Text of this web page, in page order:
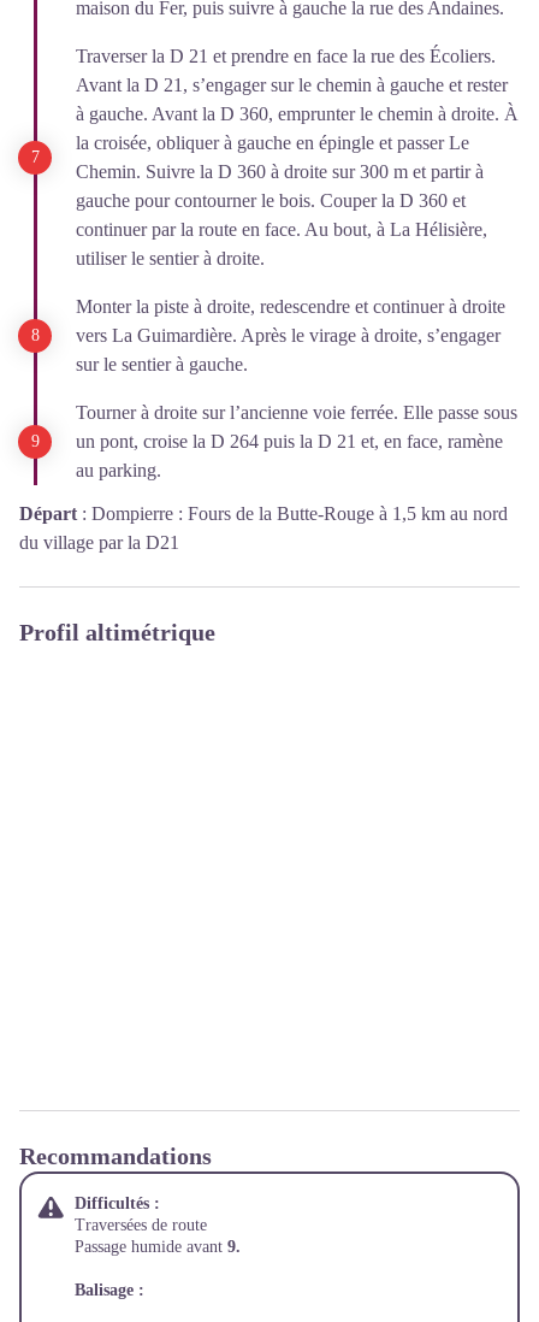
maison du Fer, puis suivre à gauche la rue des Andaines.
Traverser la D 21 et prendre en face la rue des Écoliers.
Avant la D 21, s’engager sur le chemin à gauche et rester
à gauche. Avant la D 360, emprunter le chemin à droite. À
la croisée, obliquer à gauche en épingle et passer Le
Chemin. Suivre la D 360 à droite sur 300 m et partir à
gauche pour contourner le bois. Couper la D 360 et
continuer par la route en face. Au bout, à La Hélisière,
utiliser le sentier à droite.
Monter la piste à droite, redescendre et continuer à droite
vers La Guimardière. Après le virage à droite, s’engager
sur le sentier à gauche.
Tourner à droite sur l’ancienne voie ferrée. Elle passe sous
un pont, croise la D 264 puis la D 21 et, en face, ramène
au parking.
Départ : Dompierre : Fours de la Butte-Rouge à 1,5 km au nord
du village par la D21
Profil altimétrique
Recommandations
Difficultés :
Traversées de route
Passage humide avant 9.
Balisage :